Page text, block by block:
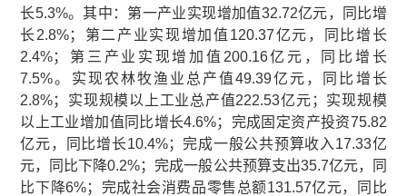
长5.3%。其中：第一产业实现增加值32.72亿元，同比增
长2.8%；第二产业实现增加值120.37亿元，同比增长
2.4%；第三产业实现增加值200.16亿元，同比增长
7.5%。实现农林牧渔业总产值49.39亿元，同比增长
2.8%；实现规模以上工业总产值222.53亿元；实现规模
以上工业增加值同比增长4.6%；完成固定资产投资75.82
亿元，同比增长10.4%；完成一般公共预算收入17.33亿
元，同比下降0.2%；完成一般公共预算支出35.7亿元，同
比下降6%；完成社会消费品零售总额131.57亿元，同比